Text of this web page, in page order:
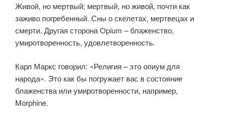
Живой, но мертвый; мертвый, но живой, почти как
заживо погребенный. Сны о скелетах, мертвецах и
смерти. Другая сторона Opium – блаженство,
умиротворенность, удовлетворенность.
Карл Маркс говорил: «Религия – это опиум для
народа». Это как бы погружает вас в состояние
блаженства или умиротворенности, например,
Morphine.